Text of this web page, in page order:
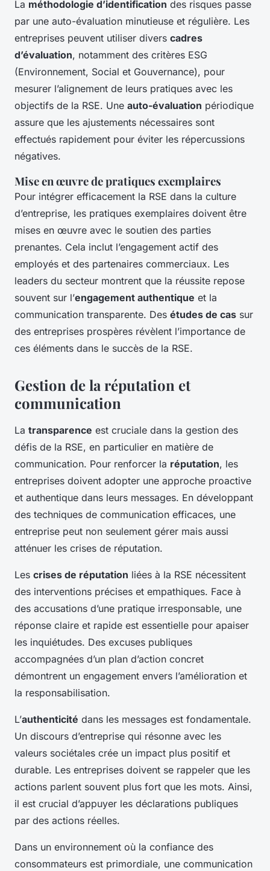
La méthodologie d’identification des risques passe
par une auto-évaluation minutieuse et régulière. Les
entreprises peuvent utiliser divers cadres
d’évaluation, notamment des critères ESG
(Environnement, Social et Gouvernance), pour
mesurer l’alignement de leurs pratiques avec les
objectifs de la RSE. Une auto-évaluation périodique
assure que les ajustements nécessaires sont
effectués rapidement pour éviter les répercussions
négatives.
Mise en œuvre de pratiques exemplaires
Pour intégrer efficacement la RSE dans la culture
d’entreprise, les pratiques exemplaires doivent être
mises en œuvre avec le soutien des parties
prenantes. Cela inclut l’engagement actif des
employés et des partenaires commerciaux. Les
leaders du secteur montrent que la réussite repose
souvent sur l’engagement authentique et la
communication transparente. Des études de cas sur
des entreprises prospères révèlent l’importance de
ces éléments dans le succès de la RSE.
Gestion de la réputation et
communication
La transparence est cruciale dans la gestion des
défis de la RSE, en particulier en matière de
communication. Pour renforcer la réputation, les
entreprises doivent adopter une approche proactive
et authentique dans leurs messages. En développant
des techniques de communication efficaces, une
entreprise peut non seulement gérer mais aussi
atténuer les crises de réputation.
Les crises de réputation liées à la RSE nécessitent
des interventions précises et empathiques. Face à
des accusations d’une pratique irresponsable, une
réponse claire et rapide est essentielle pour apaiser
les inquiétudes. Des excuses publiques
accompagnées d’un plan d’action concret
démontrent un engagement envers l’amélioration et
la responsabilisation.
L’authenticité dans les messages est fondamentale.
Un discours d’entreprise qui résonne avec les
valeurs sociétales crée un impact plus positif et
durable. Les entreprises doivent se rappeler que les
actions parlent souvent plus fort que les mots. Ainsi,
il est crucial d’appuyer les déclarations publiques
par des actions réelles.
Dans un environnement où la confiance des
consommateurs est primordiale, une communication